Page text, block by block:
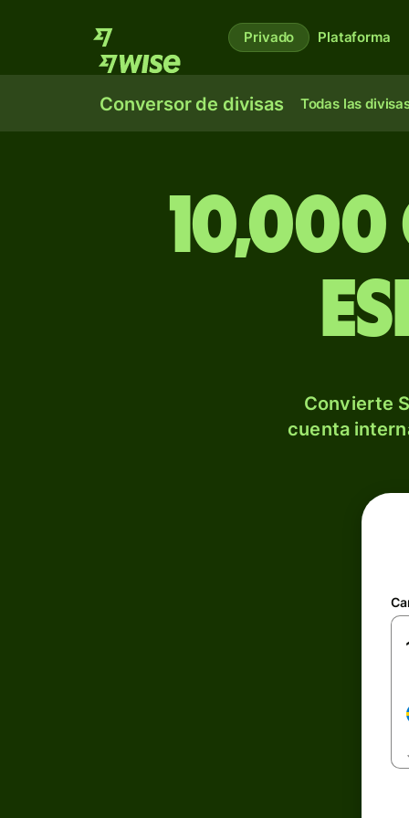
Privado Plataforma
Conversor de divisas Todas las
Convierte
cuenta